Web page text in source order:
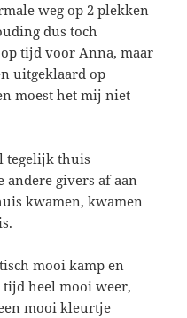
weg op 2 plekken
dus toch
op tijd voor Anna, maar
uitgeklaard op
moest het mij niet
tegelijk thuis
andere givers af aan
kwamen, kwamen
mooi kamp en
heel mooi weer,
mooi kleurtje